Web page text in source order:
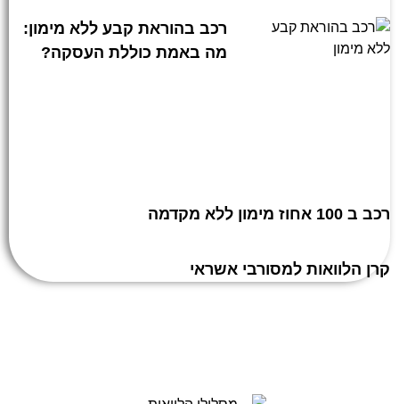
רכב בהוראת קבע ללא מימון:
מה באמת כוללת העסקה?
רכב ב 100 אחוז מימון ללא מקדמה
קרן הלוואות למסורבי אשראי